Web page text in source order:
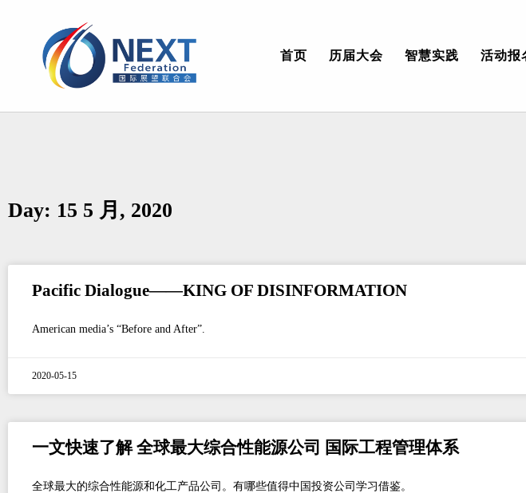
首页 历届大会 智慧实践 活动报
Day: 15 5 月, 2020
Pacific Dialogue——KING OF DISINFORMATION
American media’s “Before and After”.
2020-05-15
一文快速了解 全球最大综合性能源公司 国际工程管理体系
全球最大的综合性能源和化工产品公司。有哪些值得中国投资公司学习借鉴。